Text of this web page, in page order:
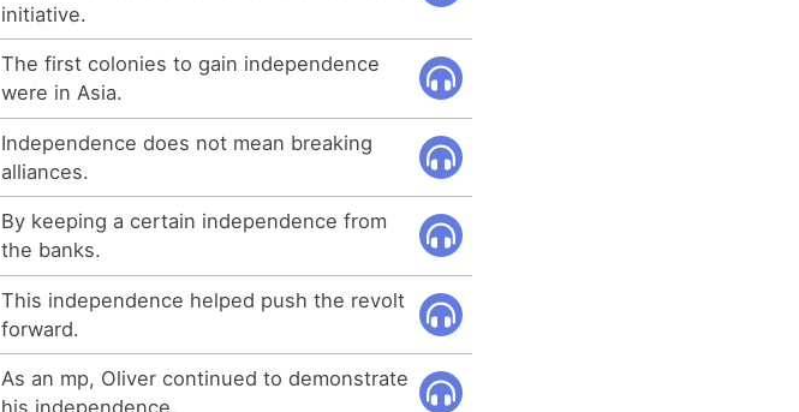
initiative.
The first colonies to gain independence
were in Asia.
Independence does not mean breaking
alliances.
By keeping a certain independence from
the banks.
This independence helped push the revolt
forward.
As an mp, Oliver continued to demonstrate